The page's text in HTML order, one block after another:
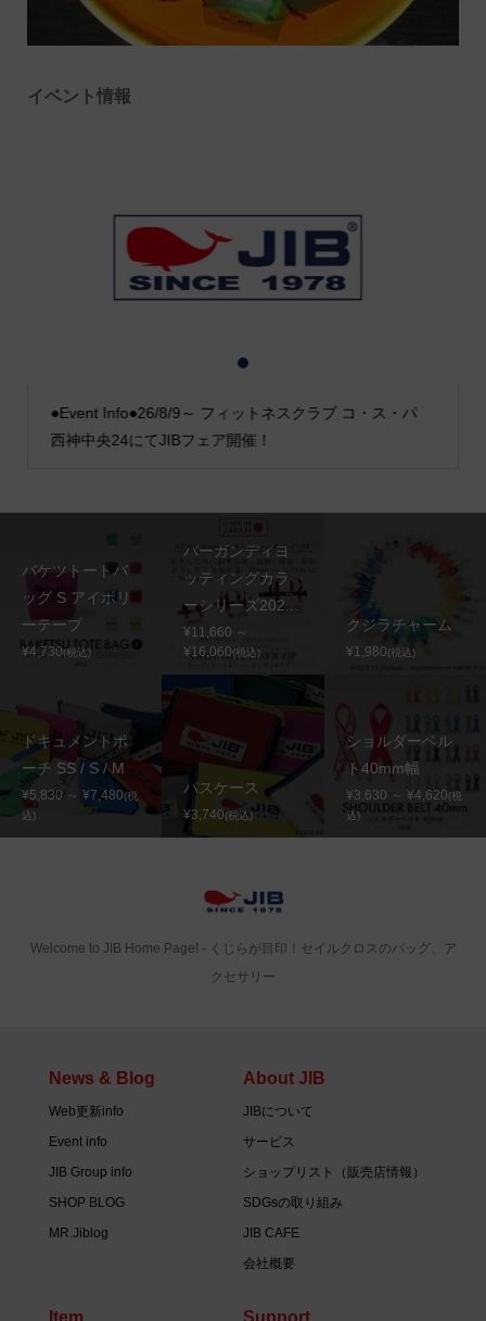
イベント情報
●Event Info●26/8/9～ フィットネスクラブ コ・ス・パ
西神中央24にてJIBフェア開催！
2
バケツトートバ
ッグ S アイボリ
ーテープ
¥4,730(税込)
バーガンディヨ
ッティングカラ
ーシリーズ202...
¥11,660 ～
¥16,060(税込)
クジラチャーム
¥1,980(税込)
ドキュメントポ
ーチ SS / S / M
¥5,830 ～ ¥7,480(税
込)
パスケース
¥3,740(税込)
ショルダーベル
ト40mm幅
¥3,630 ～ ¥4,620(税
込)
Welcome to JIB Home Page! ‐ くじらが目印！セイルクロスのバッグ、ア
クセサリー
News & Blog
Web更新info
Event info
JIB Group info
SHOP BLOG
MR.Jiblog
About JIB
JIBについて
サービス
ショップリスト（販売店情報）
SDGsの取り組み
JIB CAFE
会社概要